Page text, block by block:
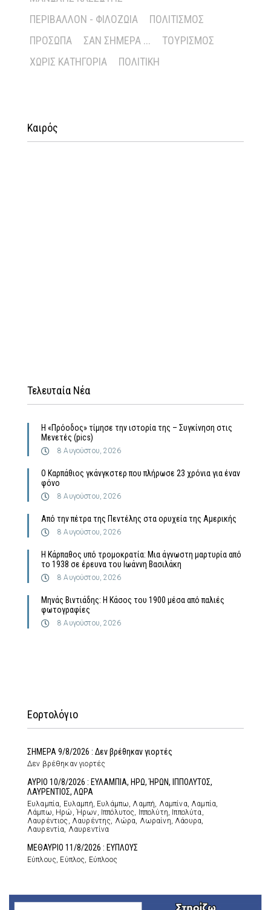
ΠΕΡΙΒΆΛΛΟΝ - ΦΙΛΟΖΩΊΑ
ΠΟΛΙΤΙΣΜΌΣ
ΠΡΌΣΩΠΑ
ΣΑΝ ΣΉΜΕΡΑ ...
ΤΟΥΡΙΣΜΌΣ
ΧΩΡΊΣ ΚΑΤΗΓΟΡΊΑ
ΠΟΛΙΤΙΚΉ
Καιρός
Τελευταία Νέα
Η «Πρόοδος» τίμησε την ιστορία της – Συγκίνηση στις
Μενετές (pics)
8 Αυγούστου, 2026
Ο Καρπάθιος γκάνγκστερ που πλήρωσε 23 χρόνια για έναν
φόνο
8 Αυγούστου, 2026
Από την πέτρα της Πεντέλης στα ορυχεία της Αμερικής
8 Αυγούστου, 2026
Η Κάρπαθος υπό τρομοκρατία: Μια άγνωστη μαρτυρία από
το 1938 σε έρευνα του Ιωάννη Βασιλάκη
8 Αυγούστου, 2026
Μηνάς Βιντιάδης: Η Κάσος του 1900 μέσα από παλιές
φωτογραφίες
8 Αυγούστου, 2026
Εορτολόγιο
ΣΗΜΕΡΑ 9/8/2026 : Δεν βρέθηκαν γιορτές
Δεν βρέθηκαν γιορτές
ΑΥΡΙΟ 10/8/2026 : ΕΥΛΑΜΠΙΑ, ΗΡΩ, ΉΡΩΝ, ΙΠΠΟΛΥΤΟΣ,
ΛΑΥΡΕΝΤΙΟΣ, ΛΩΡΑ
Ευλαμπία, Ευλαμπή, Ευλάμπω, Λαμπή, Λαμπίνα, Λαμπία,
Λάμπω, Ηρώ, Ήρων, Ιππόλυτος, Ιππολύτη, Ιππολύτα,
Λαυρέντιος, Λαυρέντης, Λώρα, Λωραίνη, Λάουρα,
Λαυρεντία, Λαυρεντίνα
ΜΕΘΑΥΡΙΟ 11/8/2026 : ΕΥΠΛΟΥΣ
Εύπλους, Εύπλος, Εύπλοος